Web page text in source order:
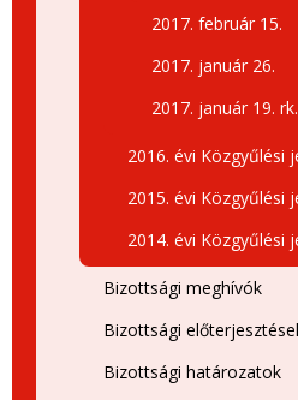
2017. február 15.
2017. január 26.
2017. január 19. rk.
2016. évi Közgyűlési
2015. évi Közgyűlési
2014. évi Közgyűlési
Bizottsági meghívók
Bizottsági
Bizottsági határozatok